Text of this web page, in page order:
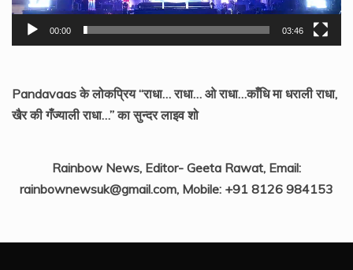
00:00 03:46
Pandavaas के लोकप्रिय “राधा… राधा… ओ राधा…काँधि मा धराली राधा,
खैर की गँज्याली राधा…” का सुन्दर लाइव शो
Rainbow News, Editor- Geeta Rawat, Email:
rainbownewsuk@gmail.com, Mobile: +91 8126 984153